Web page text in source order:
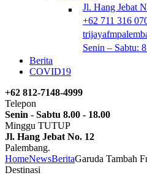
Jl. Hang Jebat
+62 711 316
Senin – Sabtu:
Berita
COVID19
+62 812-7148-4999
Telepon
Senin - Sabtu 8.00 - 18.00
Minggu TUTUP
Jl. Hang Jebat No. 12
Palembang.
HomeNewsBeritaGaruda Tambah
Destinasi